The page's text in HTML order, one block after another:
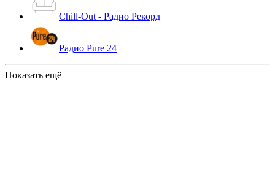
Chill-Out - Радио Рекорд
Радио Pure 24
Показать ещё